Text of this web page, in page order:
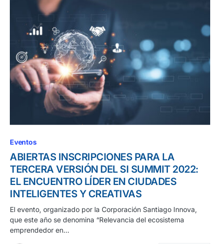
Eventos
ABIERTAS INSCRIPCIONES PARA LA
TERCERA VERSIÓN DEL SI SUMMIT 2022:
EL ENCUENTRO LÍDER EN CIUDADES
INTELIGENTES Y CREATIVAS
El evento, organizado por la Corporación Santiago Innova,
que este año se denomina “Relevancia del ecosistema
emprendedor en…